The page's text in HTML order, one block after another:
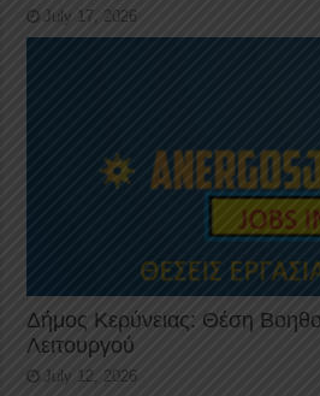
July 17, 2026
Δήμος Κερύνειας: Θέση
Λειτουργού
July 12, 2026